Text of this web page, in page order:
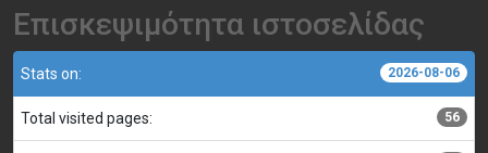
Επισκεψιμότητα ιστοσελίδας
Stats on: 2026-08-06
Total visited pages: 56